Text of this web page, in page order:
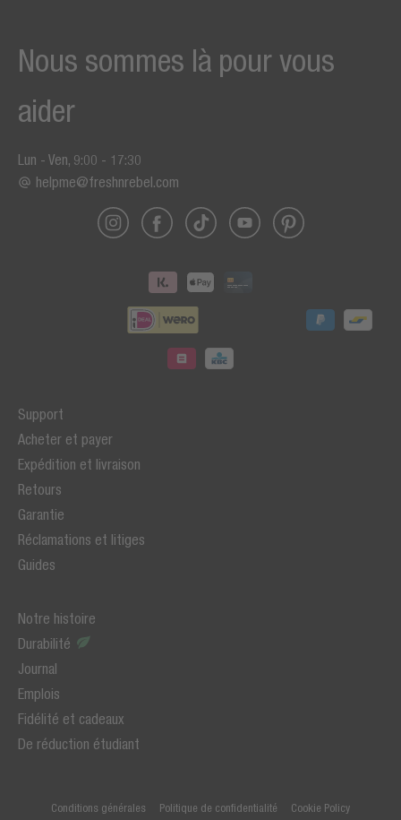
Support
Acheter et payer
Expédition et livraison
Retours
Garantie
Réclamations et litiges
Guides
Notre histoire
Durabilité
Journal
Emplois
Fidélité et cadeaux
De réduction étudiant
Nous sommes là pour vous
aider
Lun - Ven, 9:00 - 17:30
helpme@freshnrebel.com
Conditions générales Politique de confidentialité Cookie Policy